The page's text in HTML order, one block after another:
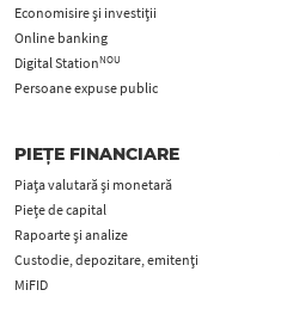
Economisire și investiții
Online banking
Digital StationNOU
Persoane expuse public
PIEȚE FINANCIARE
Piața valutară și monetară
Piețe de capital
Rapoarte și analize
Custodie, depozitare, emitenți
MiFID